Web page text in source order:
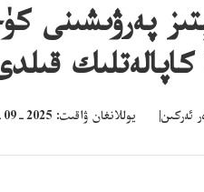
پەرۋىشىنى
ۋاقىت: 2025-09-07 10:51